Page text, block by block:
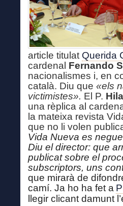
article titulat Querida
cardenal Fernando
nacionalismes i, en
català. Diu que «els
victimistes». El P.
una rèplica al
la mateixa revista
que no li volen
Vida Nueva es
Diu el director: que
publicat sobre el
subscriptors, uns
que mirarà de
camí. Ja ho ha fet a
llegir clicant damunt